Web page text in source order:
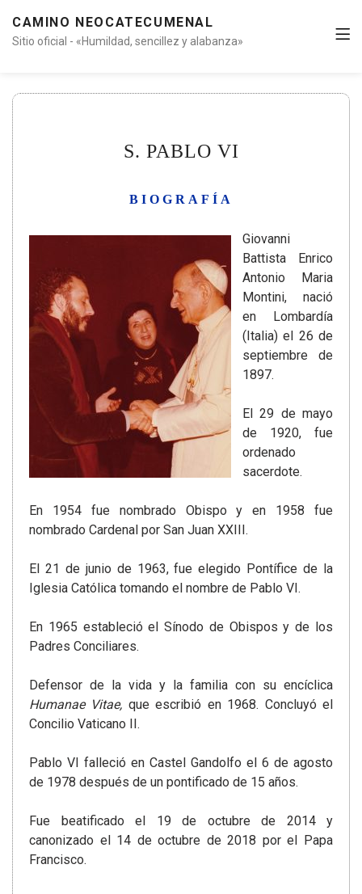
CAMINO NEOCATECUMENAL
Sitio oficial - «Humildad, sencillez y alabanza»
S. PABLO VI
BIOGRAFÍA
Giovanni
Battista Enrico
Antonio Maria
Montini, nació
en Lombardía
(Italia) el 26 de
septiembre de
1897.
El 29 de mayo
de 1920, fue
ordenado
sacerdote.
En 1954 fue nombrado Obispo y en 1958 fue
nombrado Cardenal por San Juan XXIII.
El 21 de junio de 1963, fue elegido Pontífice de la
Iglesia Católica tomando el nombre de Pablo VI.
En 1965 estableció el Sínodo de Obispos y de los
Padres Conciliares.
Defensor de la vida y la familia con su encíclica
Humanae Vitae, que escribió en 1968. Concluyó el
Concilio Vaticano II.
Pablo VI falleció en Castel Gandolfo el 6 de agosto
de 1978 después de un pontificado de 15 años.
Fue beatificado el 19 de octubre de 2014 y
canonizado el 14 de octubre de 2018 por el Papa
Francisco.